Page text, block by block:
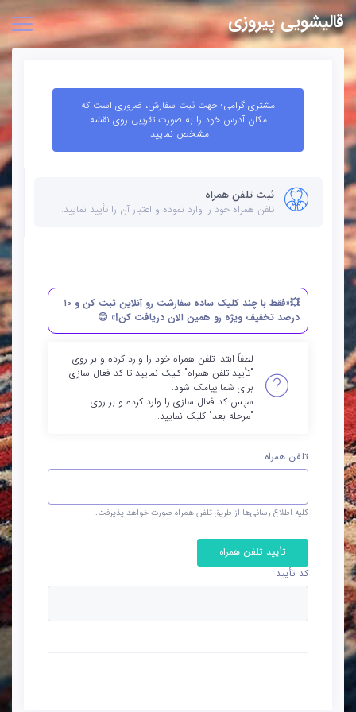
قالیشویی پیروزی
مشتری گرامی؛ جهت ثبت سفارش، ضروری است که
مکان آدرس خود را به صورت تقریبی روی نقشه
مشخص نمایید.
ثبت تلفن همراه
تلفن همراه خود را وارد نموده و اعتبار آن را تأیید نمایید.
💥«فقط با چند کلیک ساده سفارشت رو آنلاین ثبت کن و ۱۰
درصد تخفیف ویژه رو همین الان دریافت کن!» 😊
لطفاً ابتدا تلفن همراه خود را وارد کرده و بر روی
"تأیید تلفن همراه" کلیک نمایید تا کد فعال سازی
برای شما پیامک شود.
سپس کد فعال سازی را وارد کرده و بر روی
"مرحله بعد" کلیک نمایید.
تلفن همراه
کلیه اطلاع رسانی‌ها از طریق تلفن همراه صورت خواهد پذیرفت.
تأیید تلفن همراه
کد تأیید